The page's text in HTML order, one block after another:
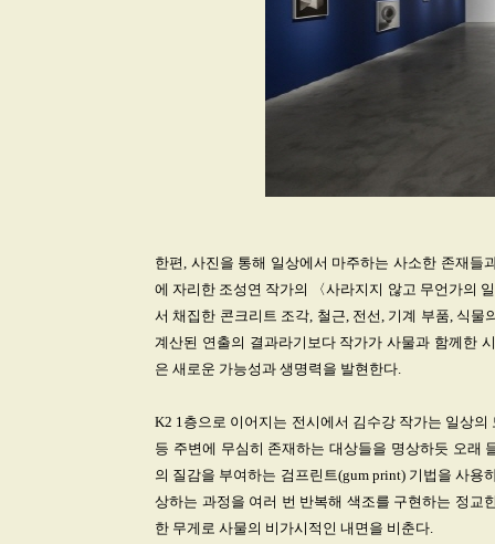
한편, 사진을 통해 일상에서 마주하는 사소한 존재들
에 자리한 조성연 작가의 〈사라지지 않고 무언가의
서 채집한 콘크리트 조각, 철근, 전선, 기계 부품, 식
계산된 연출의 결과라기보다 작가가 사물과 함께한
은 새로운 가능성과 생명력을 발현한다.
K2 1층으로 이어지는 전시에서 김수강 작가는 일상
등 주변에 무심히 존재하는 대상들을 명상하듯 오래
의 질감을 부여하는 검프린트(gum print) 기법을 사용
상하는 과정을 여러 번 반복해 색조를 구현하는 정교
한 무게로 사물의 비가시적인 내면을 비춘다.